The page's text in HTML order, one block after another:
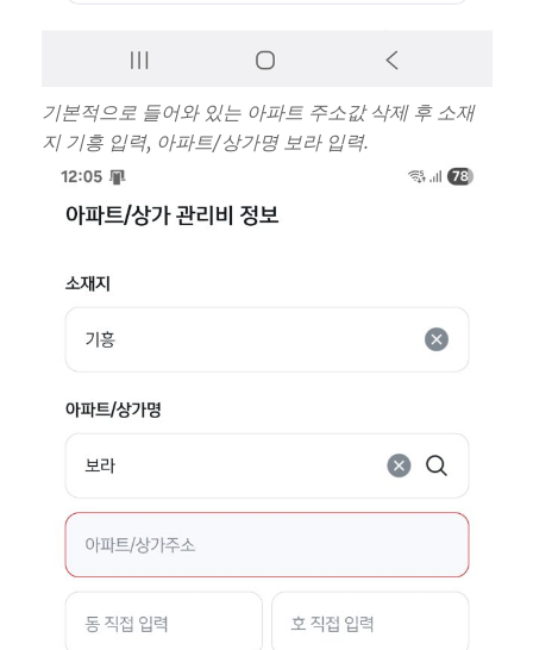
기본적으로 들어와 있는 아파트 주소값 삭제 후 소재
지 기흥 입력, 아파트/상가명 보라 입력.